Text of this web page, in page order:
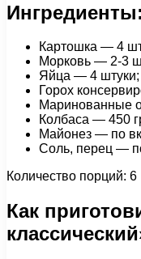
Ингредиенты:
Картошка — 4
Морковь — 2-3
Яйца — 4 штуки;
Горох
Маринованные
Колбаса — 450
Майонез — по
Соль, перец —
Количество порций: 6
Как